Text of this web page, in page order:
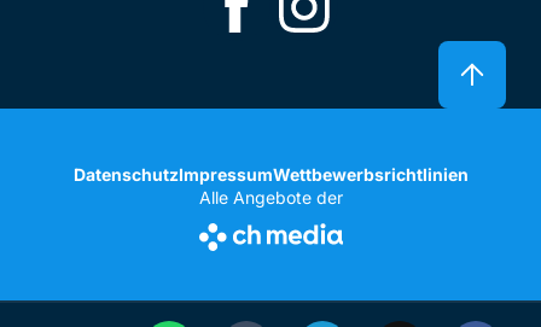
DatenschutzImpressumWettbewerbsrichtlinien
Alle Angebote der